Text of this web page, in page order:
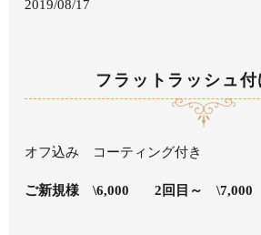
2019/08/17
フラットラッシュ付
オフ込み コーティング付き
ご新規様 \6,000 2回目～ \7,000